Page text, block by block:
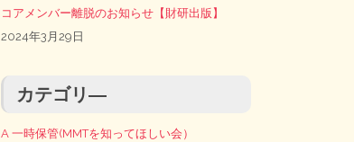
コアメンバー離脱のお知らせ【財研出版】
2024年3月29日
カテゴリ―
A 一時保管(MMTを知ってほしい会）